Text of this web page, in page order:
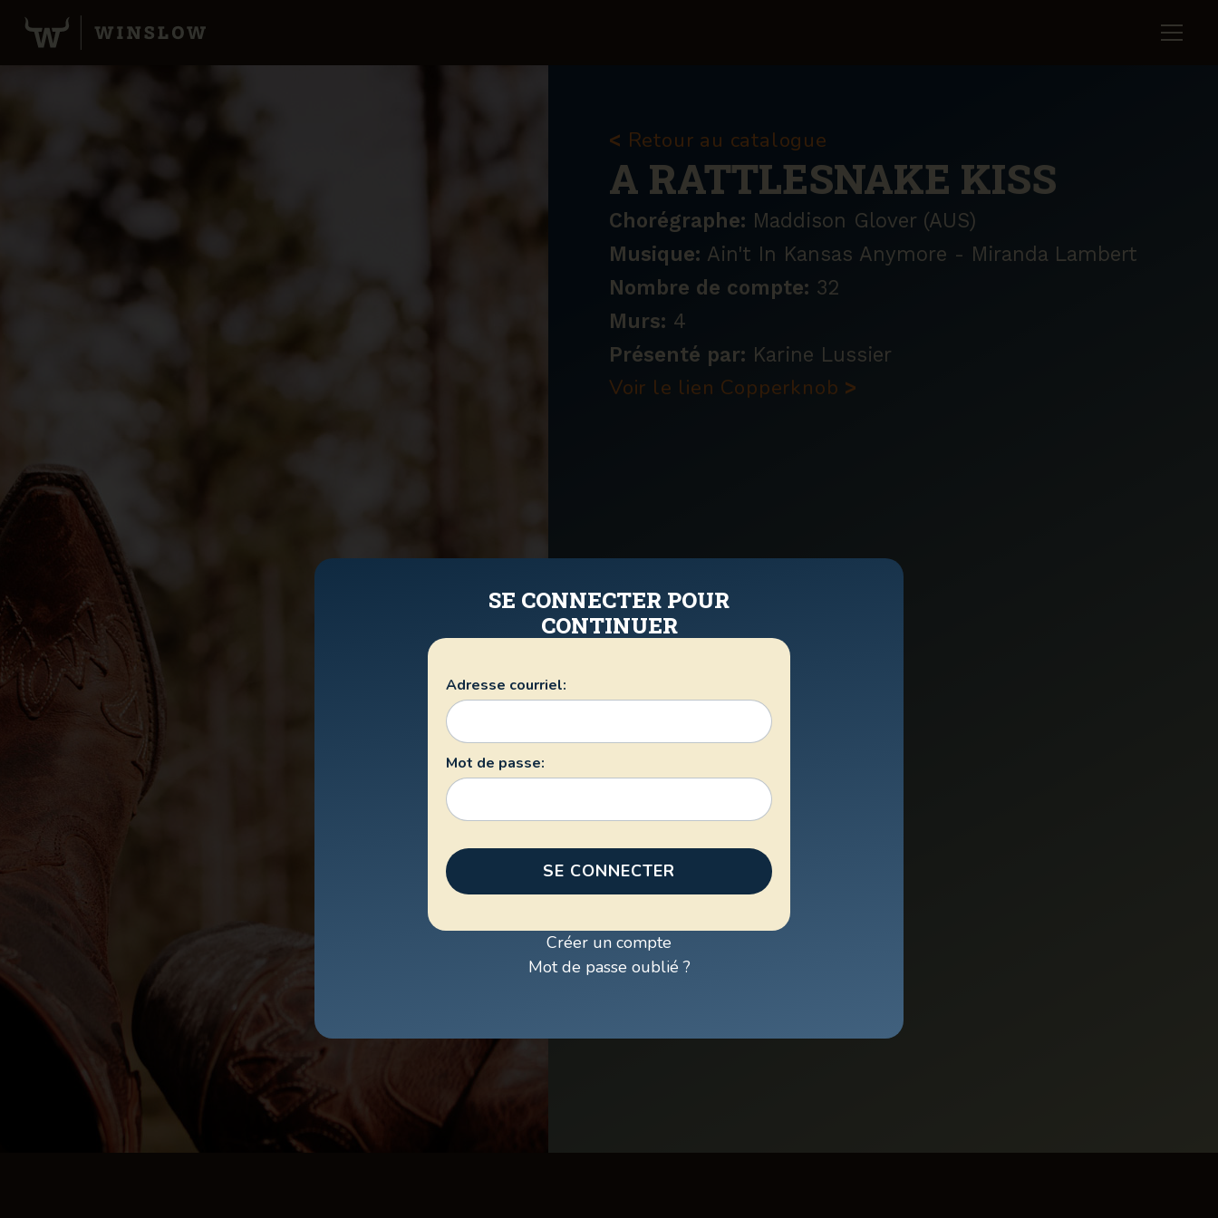
SE CONNECTER POUR
CONTINUER
Adresse courriel:
Mot de passe:
SE CONNECTER
Créer un compte
Mot de passe oublié ?
< Retour au catalogue
A RATTLESNAKE KISS
Chorégraphe: Maddison Glover (AUS)
Musique: Ain't In Kansas Anymore - Miranda Lambert
Nombre de compte: 32
Murs: 4
Présenté par: Karine Lussier
Voir le lien Copperknob >